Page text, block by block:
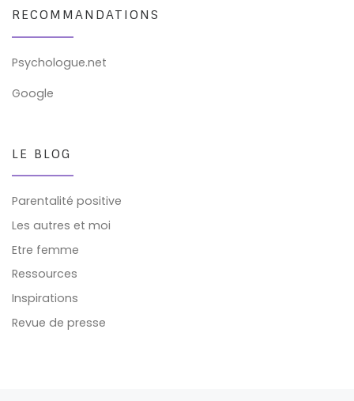
RECOMMANDATIONS
Psychologue.net
Google
LE BLOG
Parentalité positive
Les autres et moi
Etre femme
Ressources
Inspirations
Revue de presse